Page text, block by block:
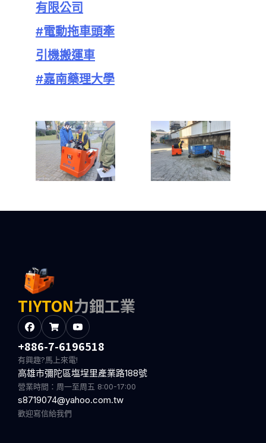
有限公司
#電動拖車頭牽
引機搬運車
#嘉南藥理大學
TIYTON力鈿工業
+886-7-6196518
有興趣?馬上來電!
高雄市彌陀區塩埕里產業路188號
營業時間：周一至周五 8:00-17:00
s8719074@yahoo.com.tw
歡迎寫信給我們